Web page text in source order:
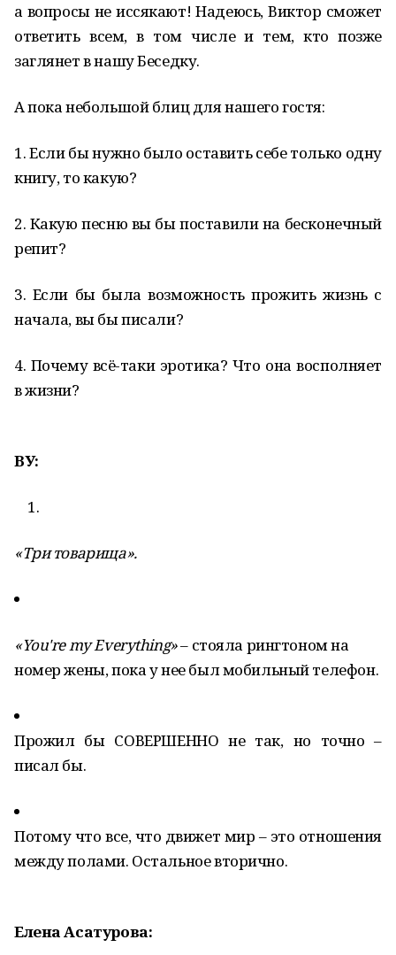
а вопросы не иссякают! Надеюсь, Виктор сможет
ответить всем, в том числе и тем, кто позже
заглянет в нашу Беседку.
А пока небольшой блиц для нашего гостя:
1. Если бы нужно было оставить себе только одну
книгу, то какую?
2. Какую песню вы бы поставили на бесконечный
репит?
3. Если бы была возможность прожить жизнь с
начала, вы бы писали?
4. Почему всё-таки эротика? Что она восполняет
в жизни?
ВУ:
«Три товарища».
«You're my Everything»– стояла рингтоном на
номер жены, пока у нее был мобильный телефон.
Прожил бы СОВЕРШЕННО не так, но точно –
писал бы.
Потому что все, что движет мир – это отношения
между полами. Остальное вторично.
Елена Асатурова: